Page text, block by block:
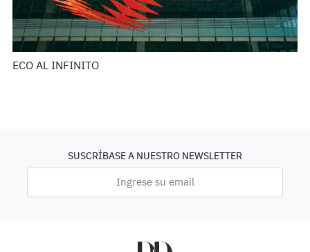
ECO AL INFINITO
SUSCRÍBASE A NUESTRO NEWSLETTER